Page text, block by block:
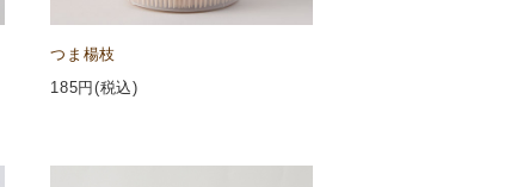
つま楊枝
185円(税込)